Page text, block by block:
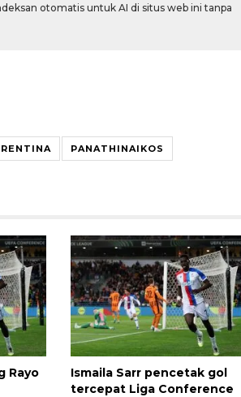
otomatis untuk AI di situs web ini tanpa
PANATHINAIKOS
Rayo
Ismaila Sarr pencetak gol
tercepat Liga Conference